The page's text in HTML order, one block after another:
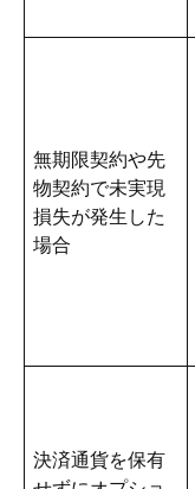
無期限契約や先
物契約で未実現
損失が発生した
場合
決済通貨を保有